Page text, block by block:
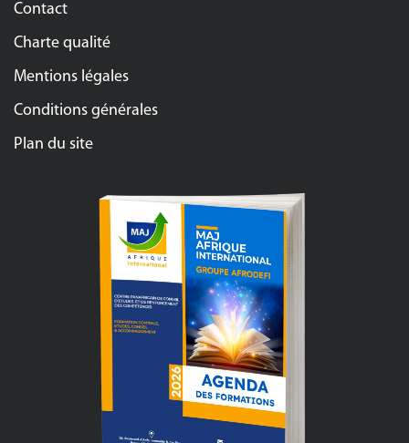
Contact
Charte qualité
Mentions légales
Conditions générales
Plan du site